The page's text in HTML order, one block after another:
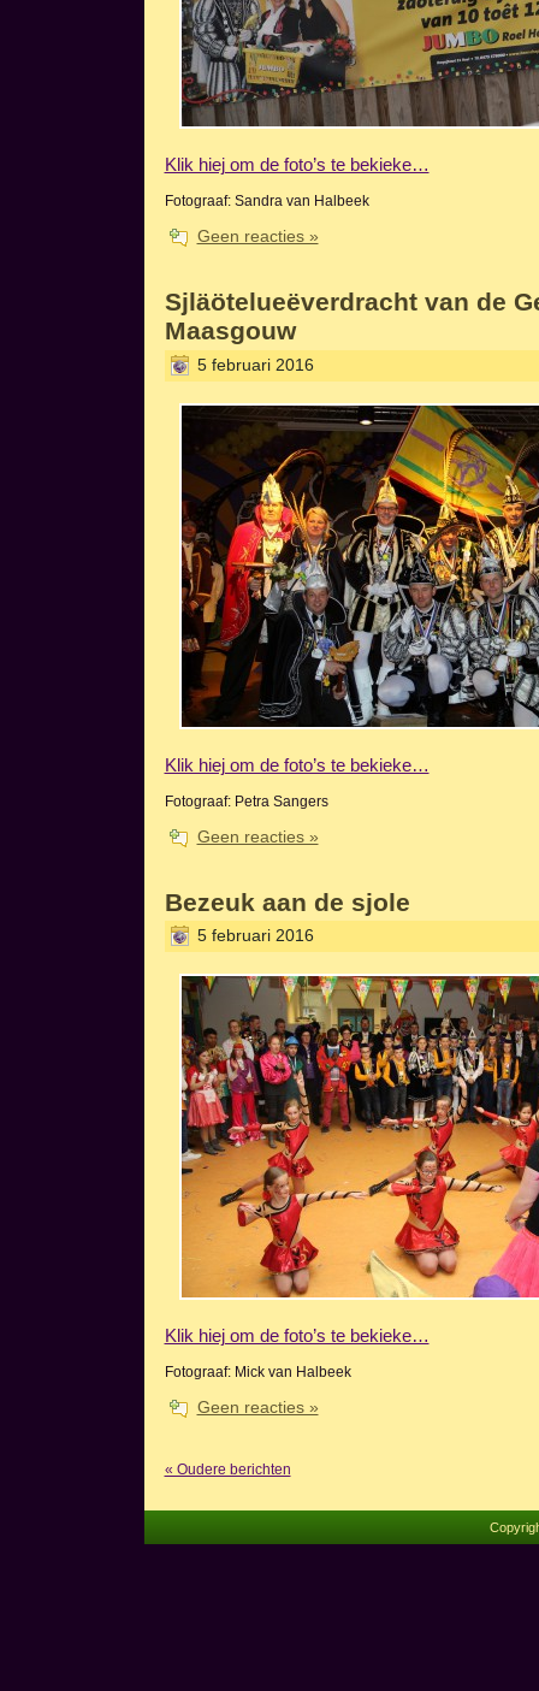
Klik hiej om de foto’s te bekieke…
Fotograaf: Sandra van Halbeek
Geen reacties »
Sjläötelueëverdracht van de
Maasgouw
5 februari 2016
Klik hiej om de foto’s te bekieke…
Fotograaf: Petra Sangers
Geen reacties »
Bezeuk aan de sjole
5 februari 2016
Klik hiej om de foto’s te bekieke…
Fotograaf: Mick van Halbeek
Geen reacties »
« Oudere berichten